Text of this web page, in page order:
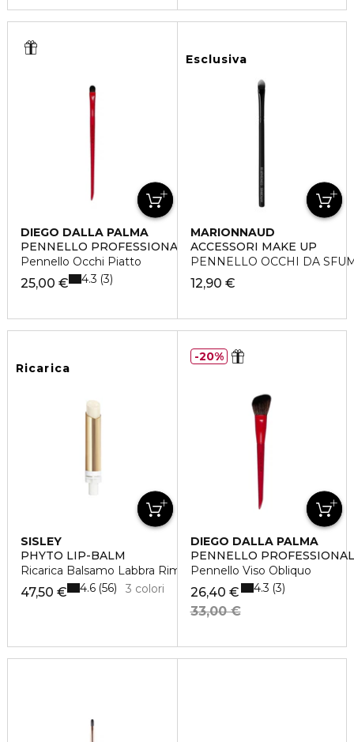
DIEGO DALLA PALMA
PENNELLO PROFESSIONALE
Pennello Occhi Piatto
25,00 € 4.3 3
Esclusiva
MARIONNAUD
ACCESSORI MAKE UP
PENNELLO OCCHI DA
12,90 €
Ricarica
SISLEY
PHYTO LIP-BALM
Ricarica Balsamo Labbra Rimpolpante
47,50 € 3 colori
4.6 56
DIEGO DALLA PALMA
PENNELLO
Pennello Viso Obliquo
26,40 €
33,00 €
4.3 3
20%